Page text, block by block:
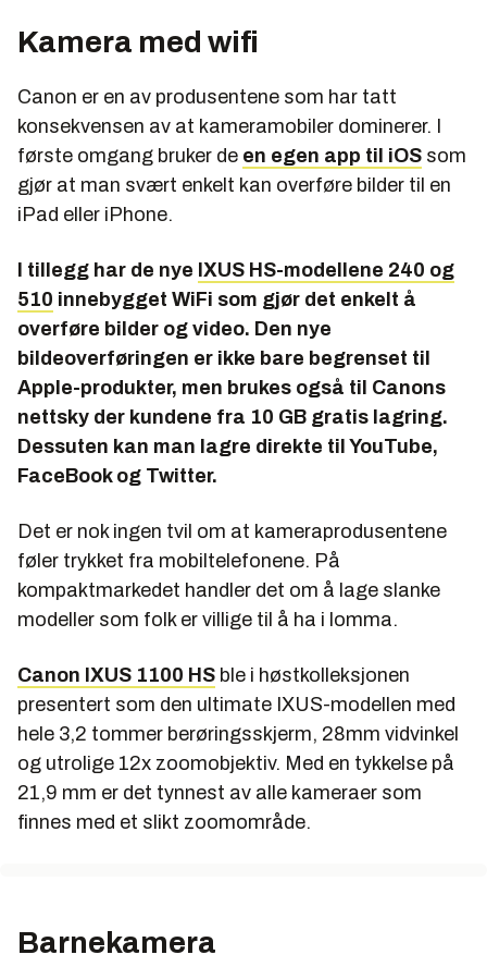
Kamera med wifi
Canon er en av produsentene som har tatt
konsekvensen av at kameramobiler dominerer. I
første omgang bruker de en egen app til iOS som
gjør at man svært enkelt kan overføre bilder til en
iPad eller iPhone.
I tillegg har de nye IXUS HS-modellene 240 og
510 innebygget WiFi som gjør det enkelt å
overføre bilder og video. Den nye
bildeoverføringen er ikke bare begrenset til
Apple-produkter, men brukes også til Canons
nettsky der kundene fra 10 GB gratis lagring.
Dessuten kan man lagre direkte til YouTube,
FaceBook og Twitter.
Det er nok ingen tvil om at kameraprodusentene
føler trykket fra mobiltelefonene. På
kompaktmarkedet handler det om å lage slanke
modeller som folk er villige til å ha i lomma.
Canon IXUS 1100 HS ble i høstkolleksjonen
presentert som den ultimate IXUS-modellen med
hele 3,2 tommer berøringsskjerm, 28mm vidvinkel
og utrolige 12x zoomobjektiv. Med en tykkelse på
21,9 mm er det tynnest av alle kameraer som
finnes med et slikt zoomområde.
Barnekamera